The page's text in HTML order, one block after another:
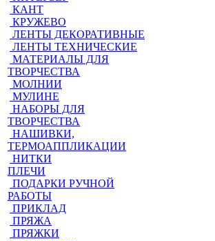
КАНТ
КРУЖЕВО
ЛЕНТЫ ДЕКОРАТИВНЫЕ
ЛЕНТЫ ТЕХНИЧЕСКИЕ
МАТЕРИАЛЫ ДЛЯ
ТВОРЧЕСТВА
МОЛНИИ
МУЛИНЕ
НАБОРЫ ДЛЯ
ТВОРЧЕСТВА
НАШИВКИ,
ТЕРМОАППЛИКАЦИИ
НИТКИ
ПЛЕЧИ
ПОДАРКИ РУЧНОЙ
РАБОТЫ
ПРИКЛАД
ПРЯЖА
ПРЯЖКИ